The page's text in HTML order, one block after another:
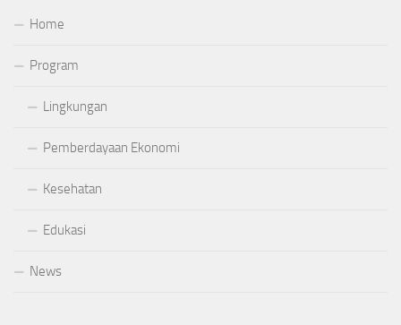
Home
Program
Lingkungan
Pemberdayaan Ekonomi
Kesehatan
Edukasi
News